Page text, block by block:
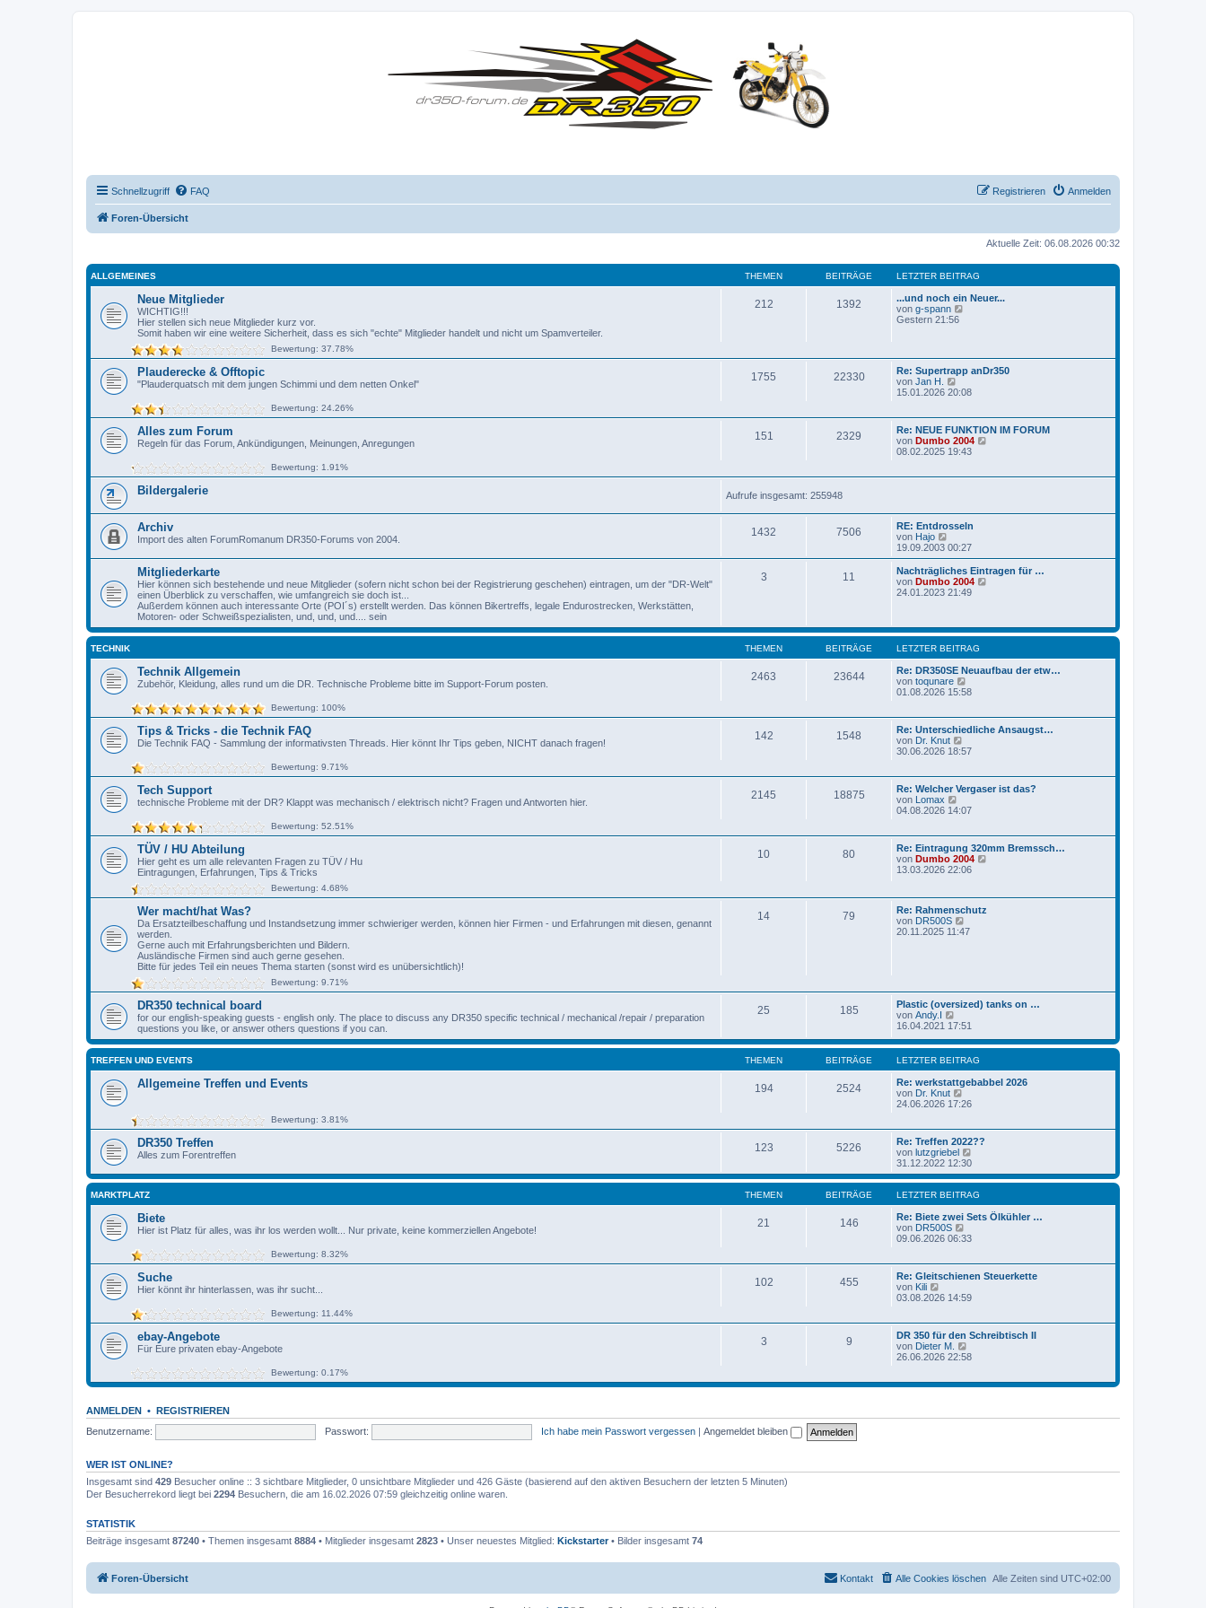
Schnellzugriff FAQ Anmelden
Registrieren
Foren-Übersicht
Aktuelle Zeit: 06.08.2026 00:32
ALLGEMEINES THEMEN BEITRÄGE LETZTER BEITRAG
Neue Mitglieder
WICHTIG!!!
Hier stellen sich neue Mitglieder kurz vor.
Somit haben wir eine weitere Sicherheit, dass es sich "echte" Mitglieder handelt und nicht um Spamverteiler.
212 1392
...und noch ein Neuer...
von g-spann
t
e
B
i
t
r
a
g
Gestern 21:56
Bewertung: 37.78%
Plauderecke & Offtopic
"Plauderquatsch mit dem jungen Schimmi und dem netten Onkel"
1755 22330
Re: Supertrapp anDr350
von Jan H.
e
t
e
r
e
g
15.01.2026 20:08
Bewertung: 24.26%
Alles zum Forum
Regeln für das Forum, Ankündigungen, Meinungen, Anregungen
151 2329
Re: NEUE FUNKTION IM FORUM
von Dumbo 2004
r
t
r
08.02.2025 19:43
Bewertung: 1.91%
Bildergalerie Aufrufe insgesamt: 255948
Archiv
Import des alten ForumRomanum DR350-Forums von 2004.
1432 7506
RE: Entdrosseln
von Hajo
e
u
e
s
t
e
i
t
r
a
g
19.09.2003 00:27
Mitgliederkarte
Hier können sich bestehende und neue Mitglieder (sofern nicht schon bei der Registrierung geschehen) eintragen, um der "DR-Welt"
einen Überblick zu verschaffen, wie umfangreich sie doch ist...
Außerdem können auch interessante Orte (POI´s) erstellt werden. Das können Bikertreffs, legale Endurostrecken, Werkstätten,
Motoren- oder Schweißspezialisten, und, und, und.... sein
3 11
Nachträgliches Eintragen für …
von Dumbo 2004
t
B
e
a
g
24.01.2023 21:49
TECHNIK THEMEN BEITRÄGE LETZTER BEITRAG
Technik Allgemein
Zubehör, Kleidung, alles rund um die DR. Technische Probleme bitte im Support-Forum posten.
2463 23644
Re: DR350SE Neuaufbau der etw…
von toqunare
e
t
r
e
i
r
01.08.2026 15:58
Bewertung: 100%
Tips & Tricks - die Technik FAQ
Die Technik FAQ - Sammlung der informativsten Threads. Hier könnt Ihr Tips geben, NICHT danach fragen!
142 1548
Re: Unterschiedliche Ansaugst…
von Dr. Knut
e
t
r
e
i
t
r
30.06.2026 18:57
Bewertung: 9.71%
Tech Support
technische Probleme mit der DR? Klappt was mechanisch / elektrisch nicht? Fragen und Antworten hier.
2145 18875
Re: Welcher Vergaser ist das?
von Lomax
e
t
e
r
e
i
t
r
a
04.08.2026 14:07
Bewertung: 52.51%
TÜV / HU Abteilung
Hier geht es um alle relevanten Fragen zu TÜV / Hu
Eintragungen, Erfahrungen, Tips & Tricks
10 80
Re: Eintragung 320mm Bremssch…
von Dumbo 2004
s
g
13.03.2026 22:06
Bewertung: 4.68%
Wer macht/hat Was?
Da Ersatzteilbeschaffung und Instandsetzung immer schwieriger werden, können hier Firmen - und Erfahrungen mit diesen, genannt
werden.
Gerne auch mit Erfahrungsberichten und Bildern.
Ausländische Firmen sind auch gerne gesehen.
Bitte für jedes Teil ein neues Thema starten (sonst wird es unübersichtlich)!
14 79
Re: Rahmenschutz
von DR500S
e
r
B
i
t
r
a
g
20.11.2025 11:47
Bewertung: 9.71%
DR350 technical board
for our english-speaking guests - english only. The place to discuss any DR350 specific technical / mechanical /repair / preparation
questions you like, or answer others questions if you can.
25 185
Plastic (oversized) tanks on …
von Andy.I
e
e
s
e
r
B
e
t
r
a
g
16.04.2021 17:51
TREFFEN UND EVENTS THEMEN BEITRÄGE LETZTER BEITRAG
Allgemeine Treffen und Events 194 2524
Re: werkstattgebabbel 2026
von Dr. Knut
e
t
e
r
B
i
r
a
g
24.06.2026 17:26
Bewertung: 3.81%
DR350 Treffen
Alles zum Forentreffen
123 5226
Re: Treffen 2022??
von lutzgriebel
u
e
s
t
e
r
31.12.2022 12:30
MARKTPLATZ THEMEN BEITRÄGE LETZTER BEITRAG
Biete
Hier ist Platz für alles, was ihr los werden wollt... Nur private, keine kommerziellen Angebote!
21 146
Re: Biete zwei Sets Ölkühler …
von DR500S
e
t
r
e
i
t
r
09.06.2026 06:33
Bewertung: 8.32%
Suche
Hier könnt ihr hinterlassen, was ihr sucht...
102 455
Re: Gleitschienen Steuerkette
von Kili
e
t
e
r
e
03.08.2026 14:59
Bewertung: 11.44%
ebay-Angebote
Für Eure privaten ebay-Angebote
3 9
DR 350 für den Schreibtisch II
von Dieter M.
e
s
r
r
26.06.2026 22:58
Bewertung: 0.17%
ANMELDEN • REGISTRIEREN
Benutzername:
Passwort: Ich habe mein Passwort vergessen | Angemeldet bleiben
WER IST ONLINE?
Insgesamt sind 429 Besucher online :: 3 sichtbare Mitglieder, 0 unsichtbare Mitglieder und 426 Gäste (basierend auf den aktiven Besuchern der letzten 5 Minuten)
Der Besucherrekord liegt bei 2294 Besuchern, die am 16.02.2026 07:59 gleichzeitig online waren.
STATISTIK
Beiträge insgesamt 87240 • Themen insgesamt 8884 • Mitglieder insgesamt 2823 • Unser neuestes Mitglied: Kickstarter• Bilder insgesamt 74
Foren-Übersicht Alle Zeiten sind UTC+02:00
Alle Cookies löschen
Kontakt